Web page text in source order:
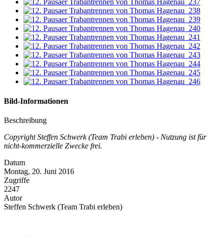
Bild-Informationen
Beschreibung
Copyright Steffen Schwerk (Team Trabi erleben) - Nutzung ist für
nicht-kommerzielle Zwecke frei.
Datum
Montag, 20. Juni 2016
Zugriffe
2247
Autor
Steffen Schwerk (Team Trabi erleben)